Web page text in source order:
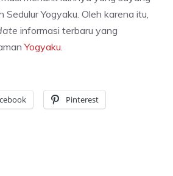
Yogyaku. Oleh karena itu,
informasi terbaru yang
Yogyaku
Pinterest